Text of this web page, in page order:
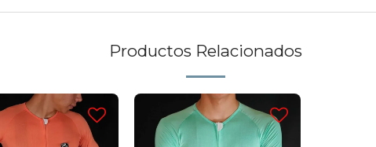
Productos Relacionados